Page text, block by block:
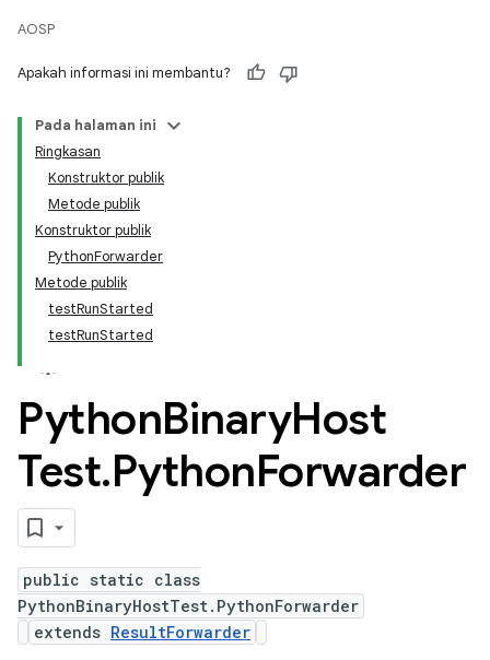
AOSP
Apakah informasi ini membantu?
Pada halaman ini
Ringkasan
Konstruktor publik
Metode publik
Konstruktor publik
PythonForwarder
Metode publik
testRunStarted
testRunStarted
PythonBinaryHost
Test.PythonForwarder
public static class
PythonBinaryHostTest.PythonForwarder
extends ResultForwarder